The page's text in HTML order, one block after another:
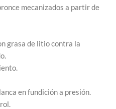
mecanizados a partir de
grasa de litio contra la
en fundición a presión.